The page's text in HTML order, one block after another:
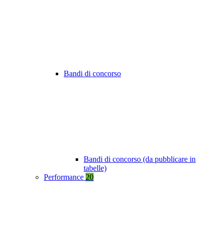
Bandi di concorso
Bandi di concorso (da pubblicare in
tabelle)
Performance 20